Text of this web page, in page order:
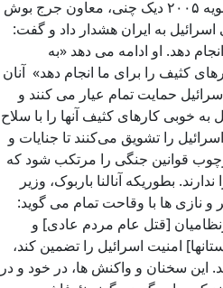
حمله به ایران را دارد. در ماه ژانویه ۲۰۰۵ دیک چنی، معاون جرج بوش
به ایران هشدار داد و گفت:
دهد. او ادامه می دهد «به
کثیف را برای ما انجام دهد» آنان
حمایت تمام عیار می کنند و
خوبی کارهای کثیف آنها را با سلاح
را تشویق می‌کنند تا جنایات و
قوانین جنگی را مرتکب شود که
بطوریکه آنالنا باربوک، وزیر
و نازی ها با وقاحت تمام می گوید:
[قتل عام مردم عادی] و
امنیت اسرائیل را تضمین کند،
این سخنان و واکنش ها، در خود و در